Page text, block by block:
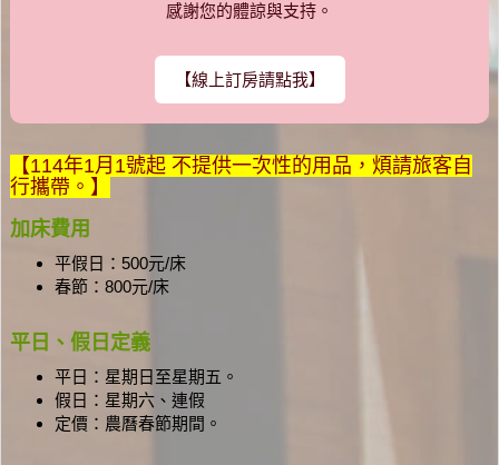
感謝您的體諒與支持。
【線上訂房請點我】
【114年1月1號起 不提供一次性的用品，煩請旅客自
行攜帶。】
加床費用
平假日：500元/床
春節：800元/床
平日、假日定義
平日：星期日至星期五。
假日：星期六、連假
定價：農曆春節期間。